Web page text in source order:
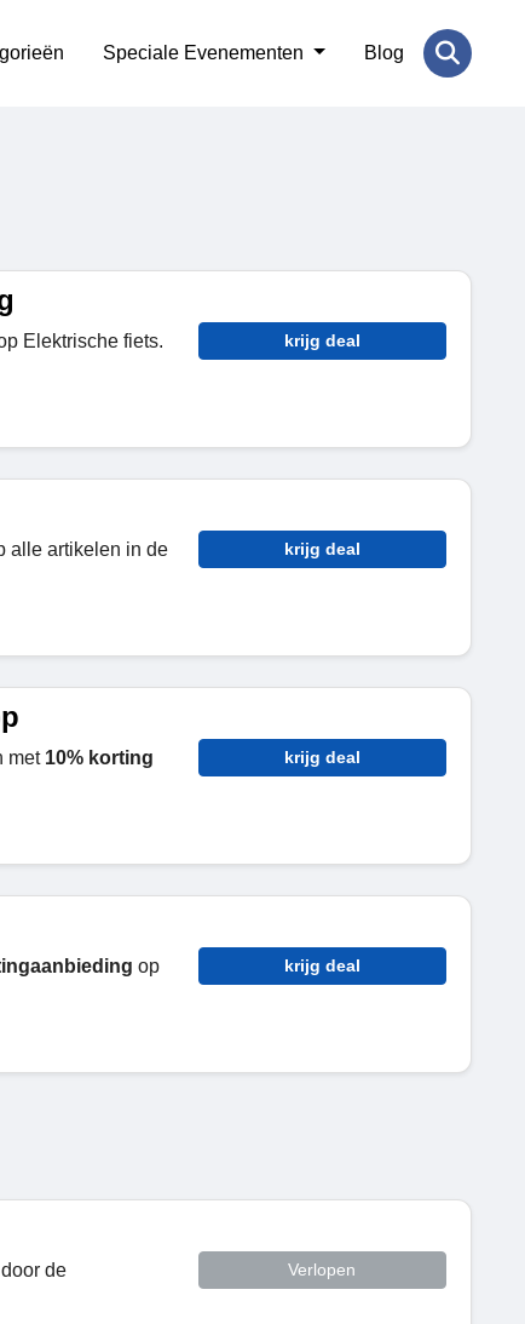
Speciale Evenementen Blog
Elektrische fiets. krijg deal
alle artikelen in de
krijg deal
met 10% korting
krijg deal
op
krijg deal
de
Verlopen